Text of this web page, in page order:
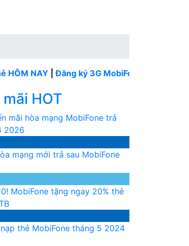
|Đăng ký 3G MobiFone tháng
HOT
mãi hòa mạng MobiFone trả
2026
mạng mới trả sau MobiFone
MobiFone tặng ngay 20% thẻ
thẻ MobiFone tháng 5 2024